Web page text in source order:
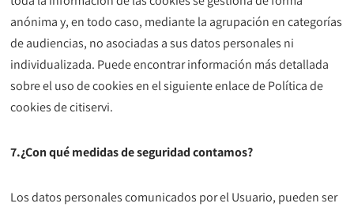
anónima y, en todo caso, mediante la agrupación en categorías
de audiencias, no asociadas a sus datos personales ni
individualizada. Puede encontrar información más detallada
sobre el uso de cookies en el siguiente enlace de Política de
cookies de citiservi.
7.¿Con qué medidas de seguridad contamos?
Los datos personales comunicados por el Usuario, pueden ser